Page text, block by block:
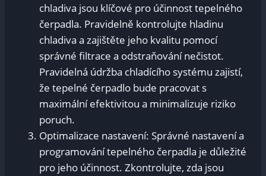
chladiva jsou klíčové pro účinnost tepelného
čerpadla. Pravidelně kontrolujte hladinu
chladiva a zajištěte jeho kvalitu pomocí
správné filtrace a odstraňování nečistot.
Pravidelná údržba chladícího systému zajistí,
že tepelné čerpadlo bude pracovat s
maximální efektivitou a minimalizuje riziko
poruch.
Optimalizace nastavení: Správné nastavení a
programování tepelného čerpadla je důležité
pro jeho účinnost. Zkontrolujte, zda jsou